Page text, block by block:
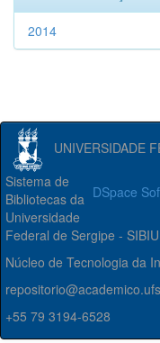
2014
UNIVERSIDADE
DSpace
Sistema de
Bibliotecas da
Universidade
Federal de Sergipe -
Núcleo de Tecnologia da
+55 79 3194-6528